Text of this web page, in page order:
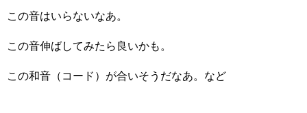
この音はいらないなあ。
この音伸ばしてみたら良いかも。
この和音（コード）が合いそうだなあ。など